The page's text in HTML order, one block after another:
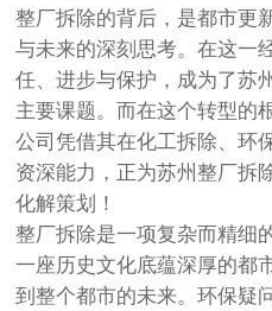
整厂拆除的背后，是都市更
与未来的深刻思考。在这一
任、进步与保护，成为了苏
主要课题。而在这个转型的
公司凭借其在化工拆除、环
资深能力，正为苏州整厂拆
化解策划！
整厂拆除是一项复杂而精细
一座历史文化底蕴深厚的都
到整个都市的未来。环保疑